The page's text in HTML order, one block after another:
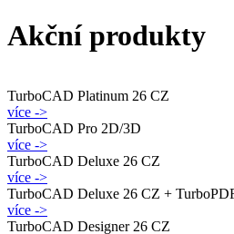
Akční produkty
TurboCAD Platinum 26 CZ
více ->
TurboCAD Pro 2D/3D
více ->
TurboCAD Deluxe 26 CZ
více ->
TurboCAD Deluxe 26 CZ +
více ->
TurboCAD Designer 26 CZ